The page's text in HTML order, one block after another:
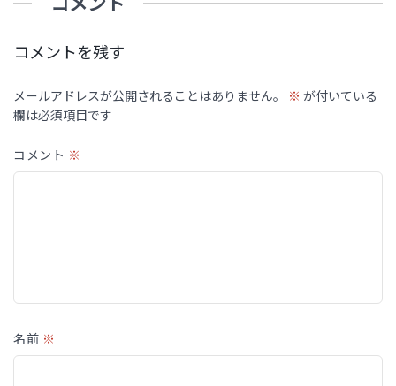
コメントを残す
メールアドレスが公開されることはありません。 ※ が付いている
欄は必須項目です
コメント ※
名前 ※